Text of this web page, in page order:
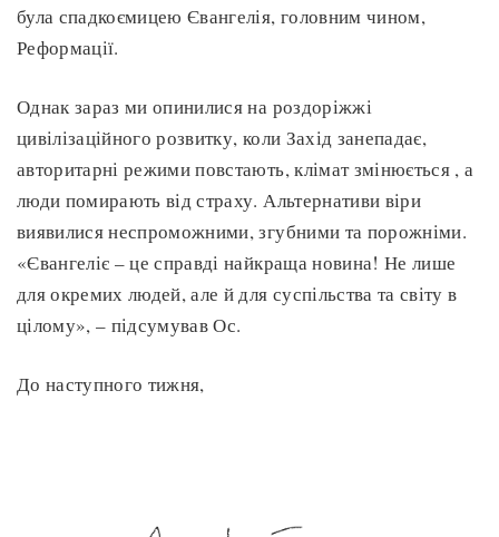
була спадкоємицею Євангелія, головним чином,
Реформації.
Однак зараз ми опинилися на роздоріжжі
цивілізаційного розвитку, коли Захід занепадає,
авторитарні режими повстають, клімат змінюється , а
люди помирають від страху. Альтернативи віри
виявилися неспроможними, згубними та порожніми.
«Євангеліє – це справді найкраща новина! Не лише
для окремих людей, але й для суспільства та світу в
цілому», – підсумував Ос.
До наступного тижня,